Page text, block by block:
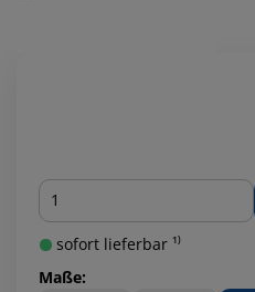
Menge
sofort lieferbar ¹⁾
Maße: